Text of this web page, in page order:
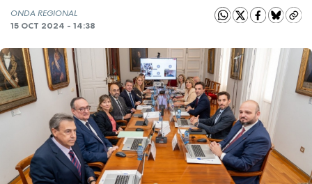
ONDA REGIONAL
15 OCT 2024 - 14:38